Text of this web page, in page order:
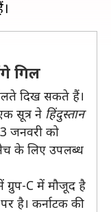
गिल
दिख सकते हैं।
सूत्र ने हिंदुस्तान
जनवरी को
के लिए उपलब्ध
ग्रुप-C में मौजूद है
है। कर्नाटक की